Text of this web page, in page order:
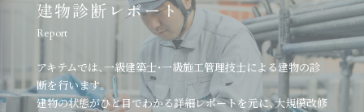
建物診断レポート
Report
アキテムでは、一級建築士・一級施工管理技士による建物の診
断を行います。
建物の状態がひと目でわかる詳細レポートを元に、大規模改修